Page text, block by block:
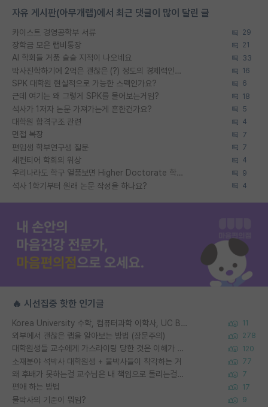
자유 게시판(아무개랩)에서 최근 댓글이 많이 달린 글
카이스트 경영공학부 서류 29
장학금 모은 랩비통장 21
AI 학회들 거품 슬슬 지적이 나오네요 33
박사진학하기에 2억은 괜찮은 (?) 정도의 경제력인가요 16
SPK 대학원 현실적으로 가능한 스펙인가요? 6
근데 여기는 왜 그렇게 SPK를 물어보는거임? 18
석사가 1저자 논문 가져가는게 흔한건가요? 5
대학원 합격구조 관련 4
면접 복장 7
편입생 학부연구생 질문 7
세컨티어 학회의 위상 4
우리나라도 학구 열풍보면 Higher Doctorate 학위가 필요하다고 봅니다. 9
석사 1학기부터 원래 논문 작성을 하나요? 4
🔥 시선집중 핫한 인기글
Korea University 수학, 컴퓨터과학 이학사, UC Berkeley 산업공학 대학원 공학박사가 되는 것은 쉽지 않겠죠? 11
외부에서 괜찮은 랩을 알아보는 방법 (장문주의) 278
대학원생들 교수에게 가스라이팅 당한 것은 이해가 갑니다. 안타깝네요. 120
소재분야 석박사 대학원생 + 물박사들이 착각하는 거 77
왜 후배가 못하는걸 교수님은 내 책임으로 돌리는걸까요? 7
편애 하는 방법 17
물박사의 기준이 뭐임? 9